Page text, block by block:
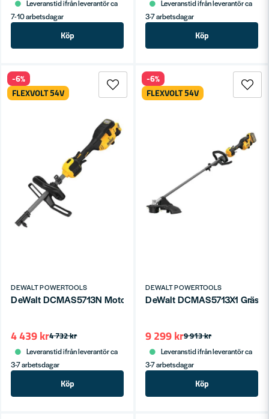
Leveranstid ifrån leverantör ca
7-10 arbetsdagar
Köp
Leveranstid ifrån leverantör ca
3-7 arbetsdagar
Köp
DEWALT POWERTOOLS
DeWalt DCMAS5713N
4 732 kr
4 439 kr
Leveranstid ifrån leverantör ca
3-7 arbetsdagar
Köp
-6%
FLEXVOLT 54V
DEWALT POWERTOOLS
DeWalt DCMAS5713X1
9 913 kr
9 299 kr
Leveranstid ifrån leverantör ca
3-7 arbetsdagar
Köp
-6%
FLEXVOLT 54V